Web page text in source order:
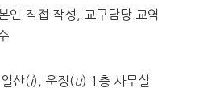
인 직접 작성, 교구담당 교역
산(i), 운정(u) 1층 사무실